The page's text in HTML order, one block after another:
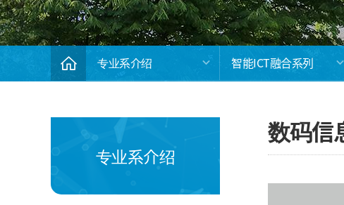
专业系介绍 智能ICT融合系列
专业系介绍
数码信